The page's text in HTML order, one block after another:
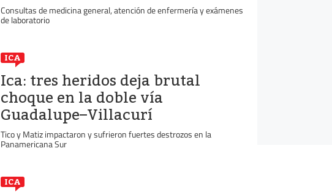
Consultas de medicina general, atención de enfermería y exámenes
de laboratorio
ICA
Ica: tres heridos deja brutal
choque en la doble vía
Guadalupe–Villacurí
Tico y Matiz impactaron y sufrieron fuertes destrozos en la
Panamericana Sur
ICA